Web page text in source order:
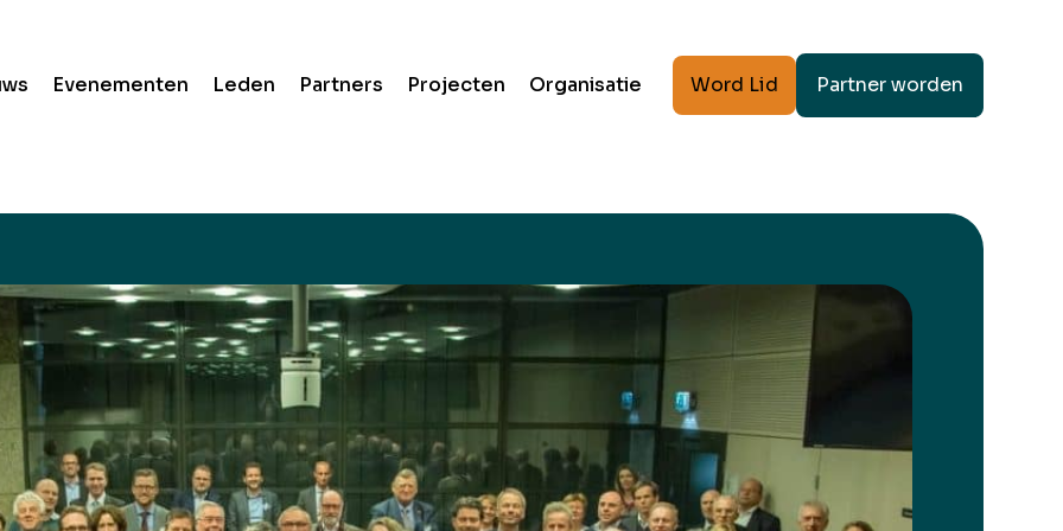
Evenementen Leden Partners Projecten Organisatie Word Lid Partner worden